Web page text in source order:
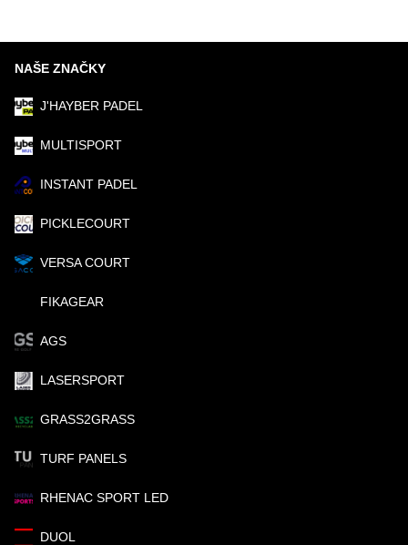
NAŠE ZNAČKY
J'HAYBER PADEL
MULTISPORT
INSTANT PADEL
PICKLECOURT
VERSA COURT
FIKAGEAR
AGS
LASERSPORT
GRASS2GRASS
TURF PANELS
RHENAC SPORT LED
DUOL